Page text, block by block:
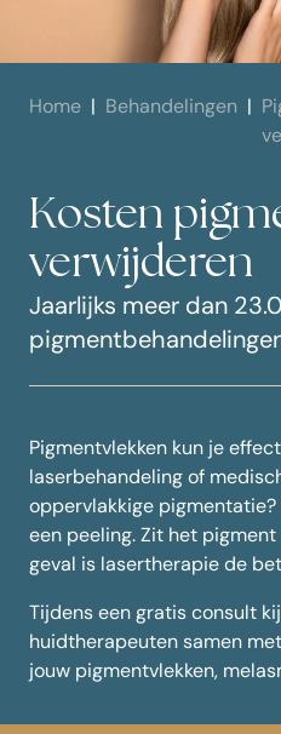
Home Behandelingen
Kosten
verwijderen
Jaarlijks meer dan
Pigmentvlekken kun je
laserbehandeling of
oppervlakkige pigmentatie?
een peeling. Zit het
geval is lasertherapie de
Tijdens een gratis consult
huidtherapeuten samen
jouw pigmentvlekken,